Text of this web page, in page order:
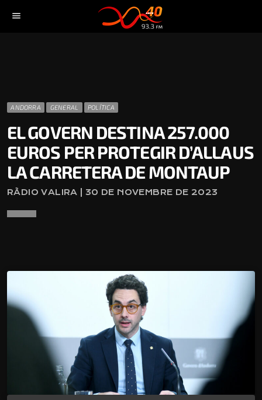
menu
ANDORRA GENERAL POLÍTICA
EL GOVERN DESTINA 257.000
EUROS PER PROTEGIR D’ALLAUS
LA CARRETERA DE MONTAUP
RÀDIO VALIRA | 30 DE NOVEMBRE DE 2023